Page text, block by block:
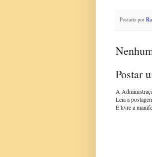
Postado por
Postar
A
Leia a
É livre a